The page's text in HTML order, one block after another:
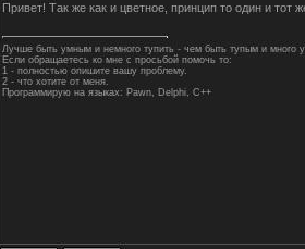
Привет! Так же как и цветное, принцип то один и
Лучше быть умным и немного тупить - чем быть тупым и много
Если обращаетесь ко мне с просьбой помочь то:
1 - полностью опишите вашу проблему.
2 - что хотите от меня.
Программирую на языках: Pawn, Delphi, C++